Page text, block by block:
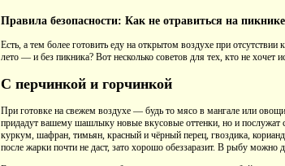
Правила безопасности: Как не отравиться на пикнике
Есть, а тем более готовить еду на открытом воздухе при
лето — и без пикника? Вот несколько советов для тех, кто не
С перчинкой и горчинкой
При готовке на свежем воздухе — будь то мясо в мангале или
придадут вашему шашлыку новые вкусовые оттенки, но и
куркум, шафран, тимьян, красный и чёрный перец, гвоздика,
после жарки почти не даст, зато хорошо обеззаразит. В рыбу